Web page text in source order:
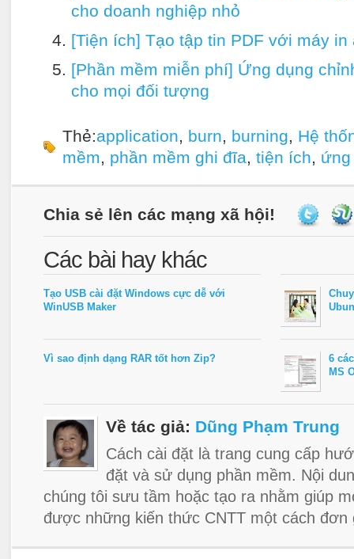
cho doanh nghiệp nhỏ
[Tiện ích] Tạo tập tin PDF với máy in
[Phần mềm miễn phí] Ứng dụng
cho mọi đối tượng
Thẻ:application, burn, burning, Hệ
mềm, phần mềm ghi đĩa, tiện ích,
Chia sẻ lên các mạng xã hội!
Các bài hay khác
Tạo USB cài đặt Windows cực dễ với
WinUSB Maker
Vì sao định dạng RAR tốt hơn Zip?
6
MS
Về tác giả: Dũng Phạm Trung
Cách cài đặt là trang cung cấp
đặt và sử dụng phần mềm. Nội
chúng tôi sưu tầm hoặc tạo ra nhằm giúp
được những kiến thức CNTT một cách đơn